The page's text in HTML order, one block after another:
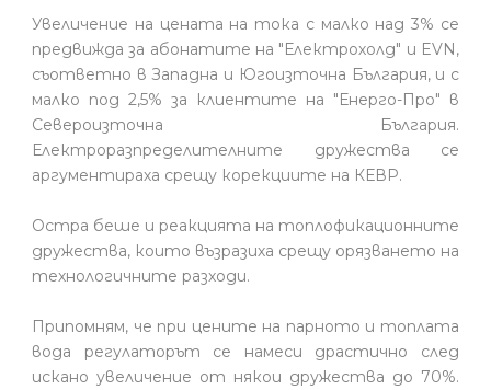
Увеличение на цената на тока с малко над 3% се
предвижда за абонатите на "Електрохолд" и EVN,
съответно в Западна и Югоизточна България, и с
малко под 2,5% за клиентите на "Енерго-Про" в
Североизточна България.
Електроразпределителните дружества се
аргументираха срещу корекциите на КЕВР.
Остра беше и реакцията на топлофикационните
дружества, които възразиха срещу орязването на
технологичните разходи.
Припомням, че при цените на парното и топлата
вода регулаторът се намеси драстично след
искано увеличение от някои дружества до 70%.